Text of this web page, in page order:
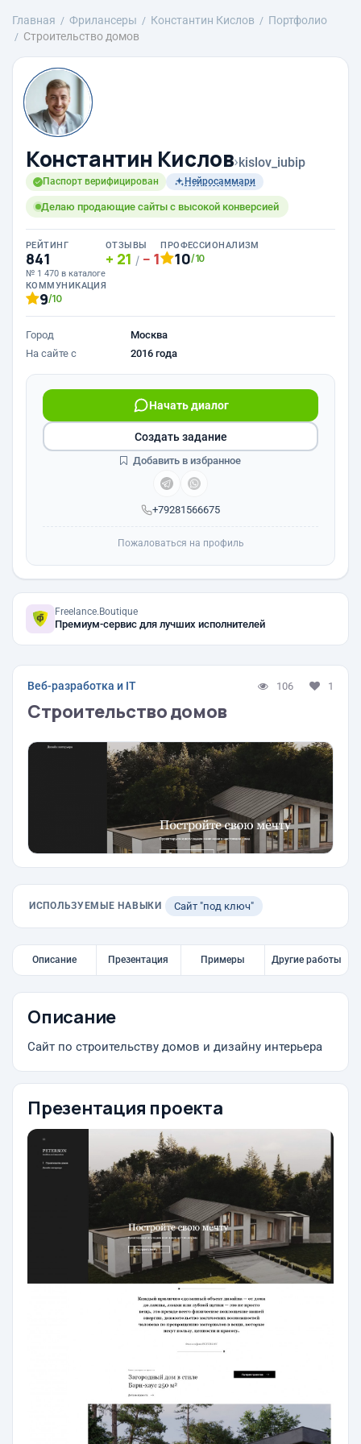
Главная Фрилансеры Константин Кислов
Портфолио
Строительство домов
Константин Кислов›kislov_iubip
Паспорт верифицирован Нейросаммари
Делаю продающие сайты с высокой конверсией
РЕЙТИНГ
841
№ 1 470 в каталоге
ОТЗЫВЫ
21 / 1
ПРОФЕССИОНАЛИЗМ
10/10
КОММУНИКАЦИЯ
9/10
Город
Москва
На сайте с
2016 года
+79281566675
Начать диалог
Создать задание
Добавить в избранное
Пожаловаться на профиль
Freelance.Boutique
Премиум-сервис для лучших исполнителей
Веб-разработка и IT 106 1
Строительство домов
ИСПОЛЬЗУЕМЫЕ НАВЫКИ Сайт "под ключ"
Описание Презентация Примеры Другие работы
Описание
Сайт по строительству домов и дизайну интерьера
Презентация проекта